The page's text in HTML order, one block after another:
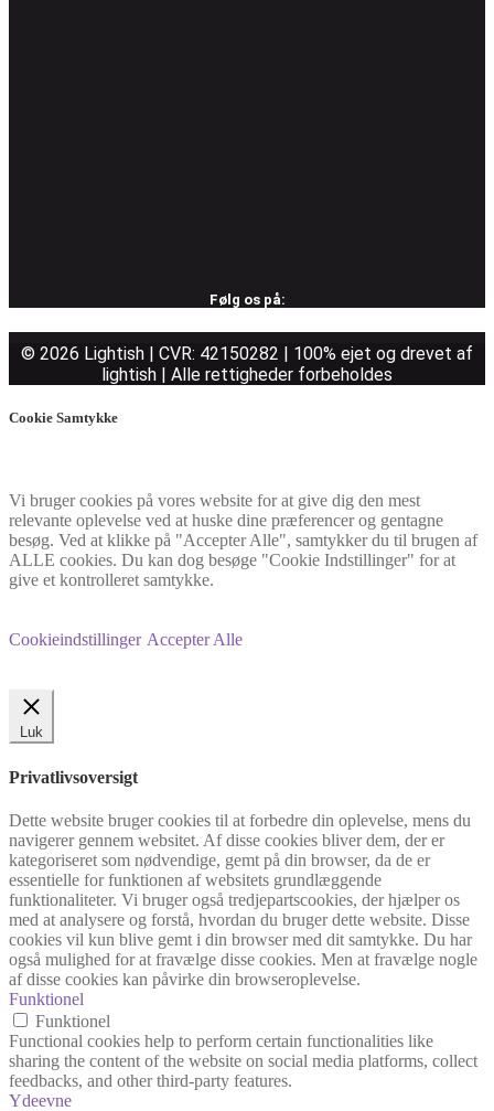
Følg os på:
© 2026 Lightish | CVR: 42150282 | 100% ejet og drevet af
lightish | Alle rettigheder forbeholdes
Cookie Samtykke
Vi bruger cookies på vores website for at give dig den mest
relevante oplevelse ved at huske dine præferencer og gentagne
besøg. Ved at klikke på "Accepter Alle", samtykker du til brugen af
ALLE cookies. Du kan dog besøge "Cookie Indstillinger" for at
give et kontrolleret samtykke.
Cookieindstillinger Accepter Alle
Luk
Privatlivsoversigt
Dette website bruger cookies til at forbedre din oplevelse, mens du
navigerer gennem websitet. Af disse cookies bliver dem, der er
kategoriseret som nødvendige, gemt på din browser, da de er
essentielle for funktionen af websitets grundlæggende
funktionaliteter. Vi bruger også tredjepartscookies, der hjælper os
med at analysere og forstå, hvordan du bruger dette website. Disse
cookies vil kun blive gemt i din browser med dit samtykke. Du har
også mulighed for at fravælge disse cookies. Men at fravælge nogle
af disse cookies kan påvirke din browseroplevelse.
Funktionel
Funktionel
Functional cookies help to perform certain functionalities like
sharing the content of the website on social media platforms, collect
feedbacks, and other third-party features.
Ydeevne